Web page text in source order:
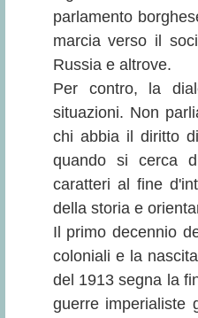
parlamento
marcia verso il
Russia e altrove.
Per contro, la
situazioni. Non
chi abbia il diritto
quando si cerca
caratteri al fine
della storia e
Il primo decennio
coloniali e la
del 1913 segna la
guerre imperialiste